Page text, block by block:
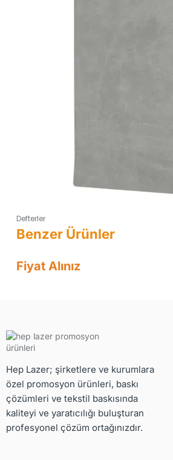
Defterler
Fiyat Alınız
Hep Lazer; şirketlere ve kurumlara
özel promosyon ürünleri, baskı
çözümleri ve tekstil baskısında
kaliteyi ve yaratıcılığı buluşturan
profesyonel çözüm ortağınızdır.